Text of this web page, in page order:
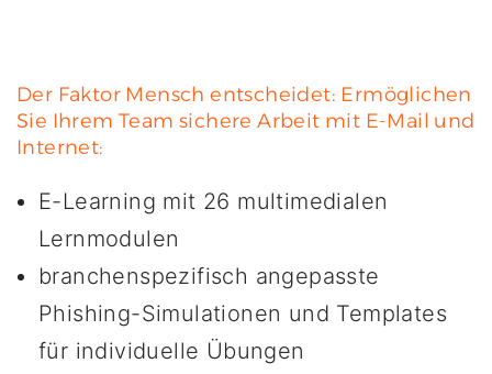
Der Faktor Mensch entscheidet: Ermöglichen
Sie Ihrem Team sichere Arbeit mit E-Mail und
Internet:
E-Learning mit 26 multimedialen
Lernmodulen
branchenspezifisch angepasste
Phishing-Simulationen und Templates
für individuelle Übungen